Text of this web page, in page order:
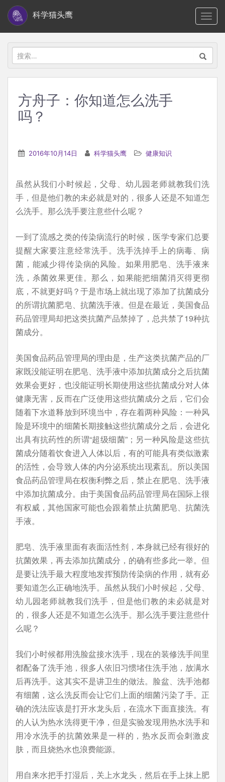
i
科学猫头鹰
搜
索：
方舟子：你知道怎么洗手
吗？
2016年10月14日 科学猫头鹰 健康知识
虽然从我们小时候起，父母、幼儿园老师就教我们洗
手，但是他们教的未必就是对的，很多人还是不知道怎
么洗手。那么洗手要注意些什么呢？
一到了流感之类的传染病流行的时候，医学专家们总要
提醒大家要注意经常洗手。洗手洗掉手上的病毒、病
菌，能减少得传染病的风险。如果用肥皂、洗手液来
洗，杀菌效果更佳。那么，如果能把细菌消灭得更彻
底，不就更好吗？于是市场上就出现了添加了抗菌成分
的所谓抗菌肥皂、抗菌洗手液。但是在最近，美国食品
药品管理局却把这类抗菌产品禁掉了，总共禁了19种抗
菌成分。
美国食品药品管理局的理由是，生产这类抗菌产品的厂
家既没能证明在肥皂、洗手液中添加抗菌成分之后抗菌
效果会更好，也没能证明长期使用这些抗菌成分对人体
健康无害，反而在广泛使用这些抗菌成分之后，它们会
随着下水道释放到环境当中，存在着两种风险：一种风
险是环境中的细菌长期接触这些抗菌成分之后，会进化
出具有抗药性的所谓“超级细菌”；另一种风险是这些抗
菌成分随着饮食进入人体以后，有的可能具有类似激素
的活性，会导致人体的内分泌系统出现紊乱。所以美国
食品药品管理局在权衡利弊之后，禁止在肥皂、洗手液
中添加抗菌成分。由于美国食品药品管理局在国际上很
有权威，其他国家可能也会跟着禁止抗菌肥皂、抗菌洗
手液。
肥皂、洗手液里面有表面活性剂，本身就已经有很好的
抗菌效果，再去添加抗菌成分，的确有些多此一举。但
是要让洗手最大程度地发挥预防传染病的作用，就有必
要知道怎么正确地洗手。虽然从我们小时候起，父母、
幼儿园老师就教我们洗手，但是他们教的未必就是对
的，很多人还是不知道怎么洗手。那么洗手要注意些什
么呢？
我们小时候都用洗脸盆接水洗手，现在的装修洗手间里
都配备了洗手池，很多人依旧习惯堵住洗手池，放满水
后再洗手。这其实不是讲卫生的做法。脸盆、洗手池都
有细菌，这么洗反而会让它们上面的细菌污染了手。正
确的洗法应该是打开水龙头后，在流水下面直接洗。有
的人认为热水洗得更干净，但是实验发现用热水洗手和
用冷水洗手的抗菌效果是一样的，热水反而会刺激皮
肤，而且烧热水也浪费能源。
用自来水把手打湿后，关上水龙头，然后在手上抹上肥